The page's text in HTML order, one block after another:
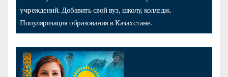
учреждений. Добавить свой вуз, школу, колледж.
Популяризация образования в Казахстане.